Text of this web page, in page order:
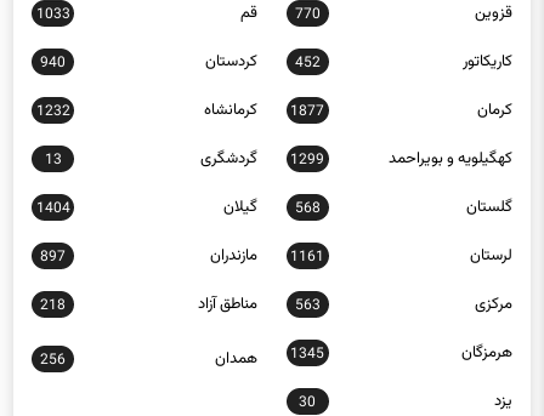
قزوین 770 قم 1033
کاریکاتور 452 کردستان 940
کرمان 1877 کرمانشاه 1232
کهگیلویه و بویراحمد 1299 گردشگری 13
گلستان 568 گیلان 1404
لرستان 1161 مازندران 897
مرکزی 563 مناطق آزاد 218
هرمزگان 1345 همدان 256
یزد 30